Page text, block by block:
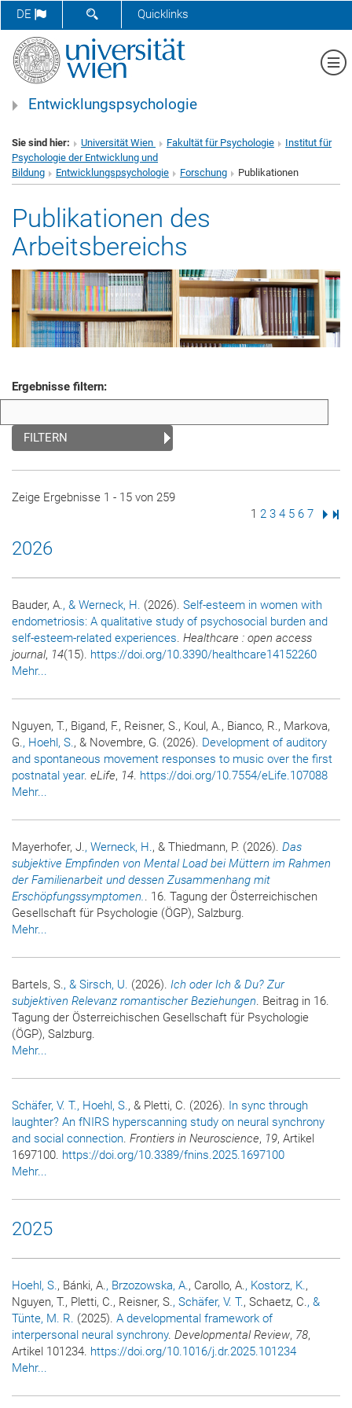
DE SUCHFORMULAR ÖFFNEN
Quicklinks
Entwicklungspsychologie
Sie sind hier: Universität Wien Fakultät für Psychologie
Institut für
Psychologie der Entwicklung und
Bildung
Entwicklungspsychologie Forschung Publikationen
Publikationen des
Arbeitsbereichs
Ergebnisse filtern:
FILTERN
Zeige Ergebnisse 1 - 15 von 259
Seite
1 Seite
2 Seite
3 Seite
4 Seite
5 Seite
6 Seite
7
2026
Bauder, A., & Werneck, H. (2026). Self-esteem in women with
endometriosis: A qualitative study of psychosocial burden and
self-esteem-related experiences. Healthcare : open access
journal, 14(15). https://doi.org/10.3390/healthcare14152260
Mehr...
Nguyen, T., Bigand, F., Reisner, S., Koul, A., Bianco, R., Markova,
G., Hoehl, S., & Novembre, G. (2026). Development of auditory
and spontaneous movement responses to music over the first
postnatal year. eLife, 14. https://doi.org/10.7554/eLife.107088
Mehr...
Mayerhofer, J., Werneck, H., & Thiedmann, P. (2026). Das
subjektive Empfinden von Mental Load bei Müttern im Rahmen
der Familienarbeit und dessen Zusammenhang mit
Erschöpfungssymptomen.. 16. Tagung der Österreichischen
Gesellschaft für Psychologie (ÖGP), Salzburg.
Mehr...
Bartels, S., & Sirsch, U. (2026). Ich oder Ich & Du? Zur
subjektiven Relevanz romantischer Beziehungen. Beitrag in 16.
Tagung der Österreichischen Gesellschaft für Psychologie
(ÖGP), Salzburg.
Mehr...
Schäfer, V. T., Hoehl, S., & Pletti, C. (2026). In sync through
laughter? An fNIRS hyperscanning study on neural synchrony
and social connection. Frontiers in Neuroscience, 19, Artikel
1697100. https://doi.org/10.3389/fnins.2025.1697100
Mehr...
2025
Hoehl, S., Bánki, A., Brzozowska, A., Carollo, A., Kostorz, K.,
Nguyen, T., Pletti, C., Reisner, S., Schäfer, V. T., Schaetz, C., &
Tünte, M. R. (2025). A developmental framework of
interpersonal neural synchrony. Developmental Review, 78,
Artikel 101234. https://doi.org/10.1016/j.dr.2025.101234
Mehr...